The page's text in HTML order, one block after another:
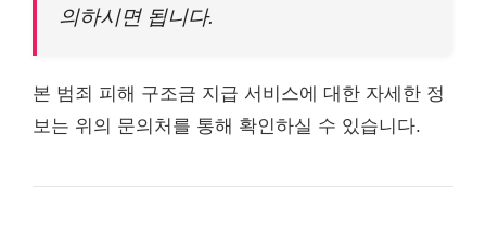
의하시면 됩니다.
본 범죄 피해 구조금 지급 서비스에 대한 자세한 정
보는 위의 문의처를 통해 확인하실 수 있습니다.